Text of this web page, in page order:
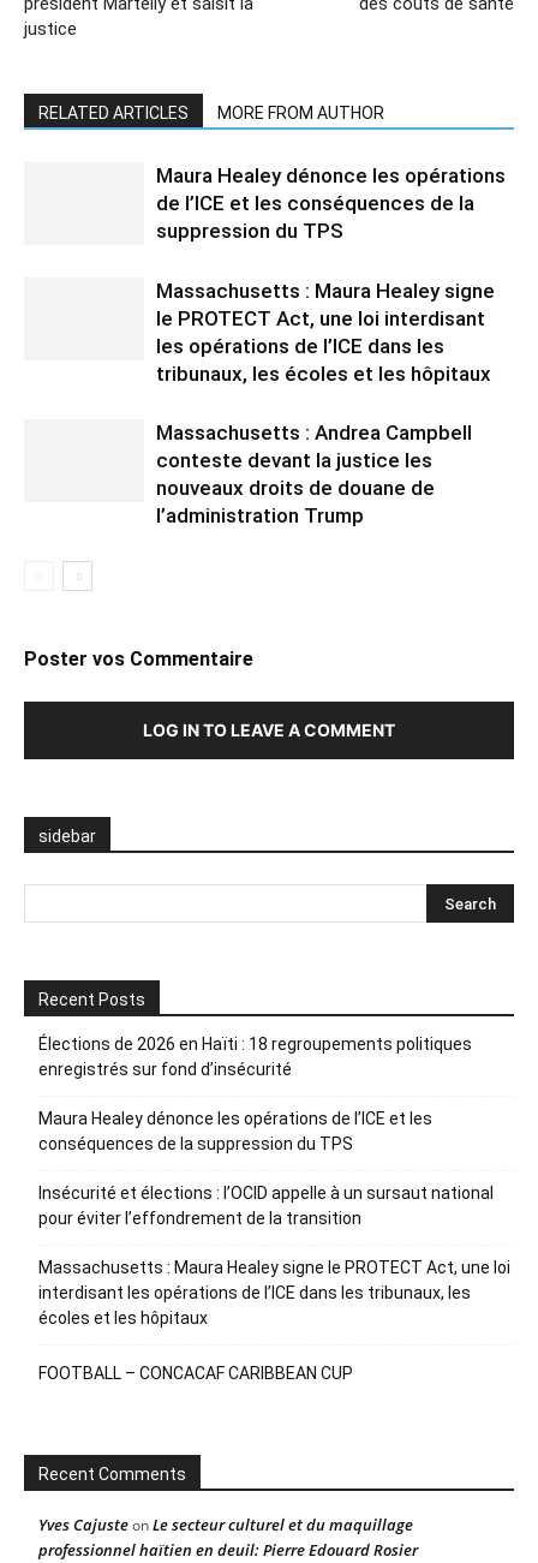
justice
RELATED ARTICLES MORE FROM AUTHOR
Maura Healey dénonce les opérations
de l’ICE et les conséquences de la
suppression du TPS
Massachusetts : Maura Healey signe
le PROTECT Act, une loi interdisant
les opérations de l’ICE dans les
tribunaux, les écoles et les hôpitaux
Massachusetts : Andrea Campbell
conteste devant la justice les
nouveaux droits de douane de
l’administration Trump
Poster vos Commentaire
LOG IN TO LEAVE A COMMENT
sidebar
Recent Posts
Élections de 2026 en Haïti : 18 regroupements politiques
enregistrés sur fond d’insécurité
Maura Healey dénonce les opérations de l’ICE et les
conséquences de la suppression du TPS
Insécurité et élections : l’OCID appelle à un sursaut national
pour éviter l’effondrement de la transition
Massachusetts : Maura Healey signe le PROTECT Act, une loi
interdisant les opérations de l’ICE dans les tribunaux, les
écoles et les hôpitaux
FOOTBALL – CONCACAF CARIBBEAN CUP
Recent Comments
Yves CajusteonLe secteur culturel et du maquillage
professionnel haïtien en deuil: Pierre Edouard Rosier